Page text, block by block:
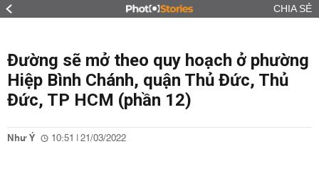
CHIA SẺ
Đường sẽ mở theo quy hoạch ở phường
Hiệp Bình Chánh, quận Thủ Đức, Thủ
Đức, TP HCM (phần 12)
Như Ý 10:51 | 21/03/2022